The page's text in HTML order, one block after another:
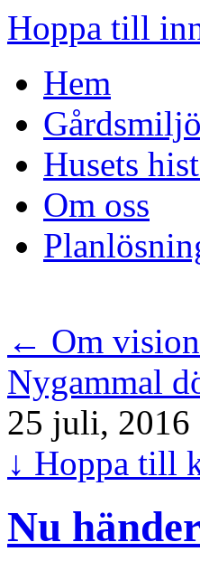
Hoppa till
Hem
Gårdsmiljö
Husets
Om oss
← Om
Nygammal
25 juli, 2016
↓ Hoppa till
Nu